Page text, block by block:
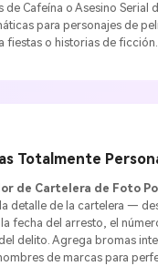
Cafeína o Asesino Serial
para personajes de
a fiestas o historias de ficción.
Totalmente
de Cartelera de Foto
detalle de la cartelera —
fecha del arresto, el
delito. Agrega bromas
de marcas para